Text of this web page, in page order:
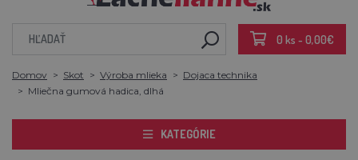
0 ks - 0,00€
Domov Skot Výroba mlieka
Dojaca technika
Mliečna gumová hadica, dlhá
KATEGÓRIE